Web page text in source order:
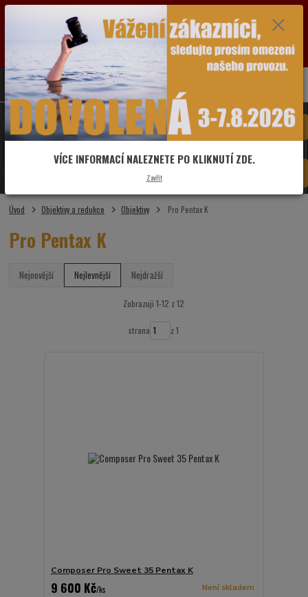
DŮVODU DOVOLENÉ ZAVŘENÁ. POZASTAVEN BUDE V TUTO DOBU I PROVOZ ESHOPU.
VŠECHNY DOTAZY A OBJEDNÁVKY PŘIJATÉ VE ZMÍNĚNÉM OBDOBÍ BUDOU VYŘIZOVÁNY
OD PONDĚLÍ 10.8.2026. DĚKUJEME ZA POCHOPENÍ A PŘEDEM SE OMLOUVÁME ZA MOŽNÉ
KOMPLIKACE.
Menu
CZK
775 481 993
Úvod Objektivy a redukce Objektivy Pro Pentax K
Pro Pentax K
Nejnovější Nejlevnější Nejdražší
Zobrazuji 1-12 z 12
strana z 1
Composer Pro Sweet 35 Pentax K
9 600 Kč/ks Není skladem
VÍCE INFORMACÍ NALEZNETE PO KLIKNUTÍ ZDE.
Zavřít